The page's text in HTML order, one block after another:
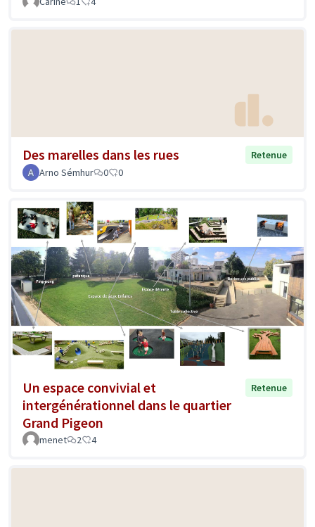
Des marelles dans les rues
Retenue
Arno Sémhur
0 0
Un espace convivial et
intergénérationnel dans le quartier
Grand Pigeon
Retenue
menet 2 4